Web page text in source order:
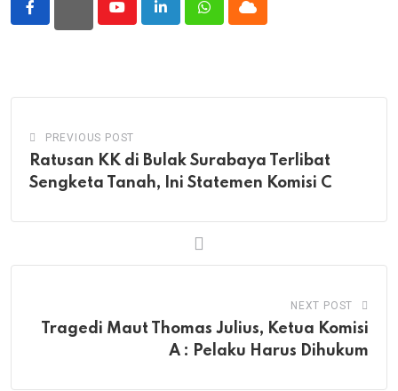
YoutubeLinkedInWhatsappCloud
PREVIOUS POST
Ratusan KK di Bulak Surabaya Terlibat
Sengketa Tanah, Ini Statemen Komisi C
NEXT POST
Tragedi Maut Thomas Julius, Ketua Komisi
A : Pelaku Harus Dihukum